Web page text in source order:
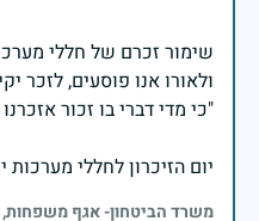
שימור זכרם של חללי
יום הזיכרון לחללי מערכות
משרד הביטחון- אגף